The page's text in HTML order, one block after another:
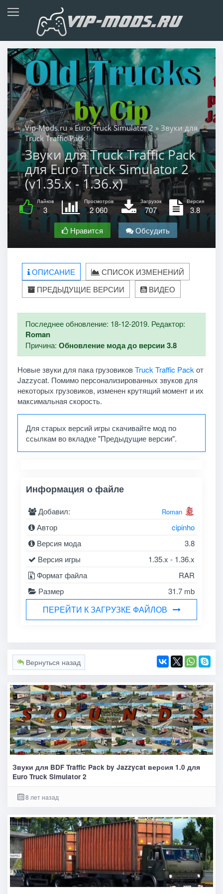
Vip-Mods.ru»Euro Truck Simulator 2 » Звуки для
Truck Traffic Pack
Звуки для Truck Traffic Pack
для Euro Truck Simulator 2
(v1.35.x - 1.36.x)
Лайков
3
Просмотров
2 060
Загрузок
707
Версия
3.8
Нравится
Обсудить
ОПИСАНИЕ
СПИСОК ИЗМЕНЕНИЙ
ПРЕДЫДУЩИЕ ВЕРСИИ
ВИДЕО
Последнее обновление: 18-12-2019. Редактор:
Roman
Причина: Обновление мода до версии 3.8
Новые звуки для пака грузовиковTruck Traffic Pack от
Jazzycat. Помимо персонализированных звуков для
некоторых грузовиков, изменен крутящий момент и их
максимальная скорость.
Для старых версий игры скачивайте мод по
ссылкам во вкладке "Предыдущие версии".
Информация о файле
Добавил: Roman
Автор
cipinho
Версия мода
3.8
Версия игры
1.35.x - 1.36.x
Формат файла
RAR
Размер
31.7 mb
ПЕРЕЙТИ К ЗАГРУЗКЕ ФАЙЛОВ
Вернуться назад
Звуки для BDF Traffic Pack by Jazzycat версия 1.0 для
Euro Truck Simulator 2
8 лет назад